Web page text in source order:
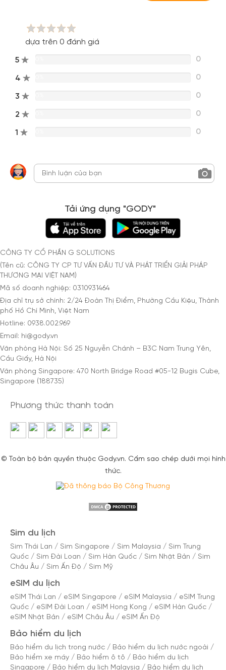
dựa trên 0 đánh giá
5 0
4 0
3 0
2 0
1 0
Tải ứng dụng "GODY"
CÔNG TY CỔ PHẦN G SOLUTIONS
(Tên cũ: CÔNG TY CP TƯ VẤN ĐẦU TƯ VÀ PHÁT TRIỂN GIẢI PHÁP
THƯƠNG MẠI VIỆT NAM)
Mã số doanh nghiệp: 0310931464
Địa chỉ trụ sở chính: 2/24 Đoàn Thị Điểm, Phường Cầu Kiệu, Thành
phố Hồ Chí Minh, Việt Nam
Hotline: 0938.002.969
Email: hi@gody.vn
Văn phòng Hà Nội: Số 25 Nguyễn Chánh – B3C Nam Trung Yên,
Cầu Giấy, Hà Nội
Văn phòng Singapore: 470 North Bridge Road #05-12 Bugis Cube,
Singapore (188735)
Phương thức thanh toán
© Toàn bộ bản quyền thuộc Gody.vn. Cấm sao chép dưới mọi hình
thức.
Sim du lịch
Sim Thái Lan / Sim Singapore / Sim Malaysia / Sim Trung
Quốc / Sim Đài Loan / Sim Hàn Quốc / Sim Nhật Bản / Sim
Châu Âu / Sim Ấn Độ / Sim Mỹ
eSIM du lịch
eSIM Thái Lan / eSIM Singapore / eSIM Malaysia / eSIM Trung
Quốc / eSIM Đài Loan / eSIM Hong Kong / eSIM Hàn Quốc /
eSIM Nhật Bản / eSIM Châu Âu / eSIM Ấn Độ
Bảo hiểm du lịch
Bảo hiểm du lịch trong nước / Bảo hiểm du lịch nước ngoài /
Bảo hiểm xe máy / Bảo hiểm ô tô / Bảo hiểm du lịch
Singapore / Bảo hiểm du lịch Malaysia / Bảo hiểm du lịch